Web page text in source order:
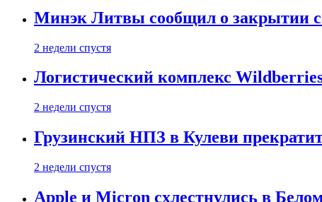
Минэк Литвы сообщил о закрытии
2 недели спустя
Логистический комплекс
2 недели спустя
Грузинский НПЗ в Кулеви
2 недели спустя
Apple и Micron схлестнулись в